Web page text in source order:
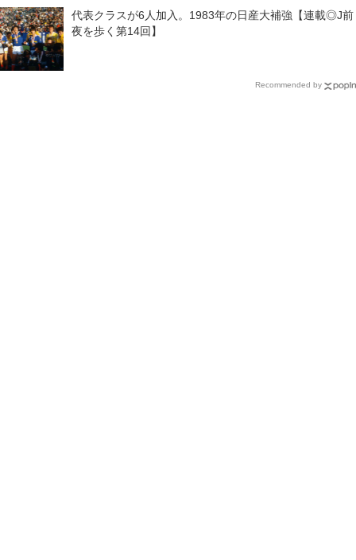
代表クラスが6人加入。1983年の日産大補強【連載◎J前
夜を歩く第14回】
Recommended by